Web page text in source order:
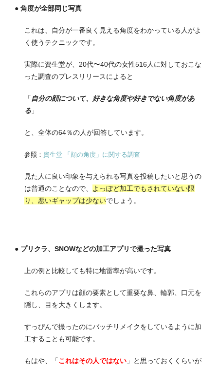
● 角度が全部同じ写真
これは、自分が一番良く見える角度をわかっている人がよ
く使うテクニックです。
実際に資生堂が、20代〜40代の女性516人に対しておこな
った調査のプレスリリースによると
「 自分の顔について、好きな角度や好きでない角度があ
る 」
と、全体の64％の人が回答しています。
参照： 資生堂 「顔の角度」に関する調査
見た人に良い印象を与えられる写真を投稿したいと思うの
は普通のことなので、
よっぽど加工でもされていない限
り、悪いギャップは少ないでしょう。
● プリクラ、SNOWなどの加工アプリで撮った写真
上の例と比較しても特に地雷率が高いです。
これらのアプリは顔の要素として重要な鼻、輪郭、口元を
隠し、目を大きくします。
すっぴんで撮ったのにバッチリメイクをしているように加
工することも可能です。
もはや、「これはその人ではない 」と思っておくくらいが